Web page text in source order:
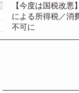
【今度は国税改悪
による所得税／消
不可に